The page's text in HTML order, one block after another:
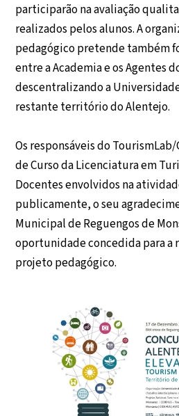
participarão na avaliação
realizados pelos alunos. A
pedagógico pretende também
entre a Academia e os Agentes
descentralizando a
restante território do Alentejo.
Os responsáveis do TourismLab/
de Curso da Licenciatura em
Docentes envolvidos na
publicamente, o seu
Municipal de Reguengos de
oportunidade concedida para a
projeto pedagógico.